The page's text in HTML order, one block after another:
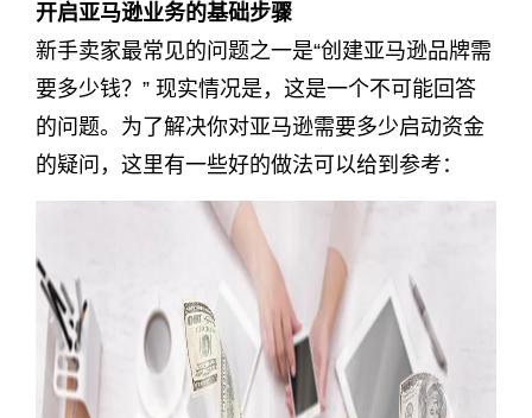
开启亚马逊业务的基础步骤
新手卖家最常见的问题之一是“创建亚马逊品牌需
要多少钱？” 现实情况是，这是一个不可能回答
的问题。为了解决你对亚马逊需要多少启动资金
的疑问，这里有一些好的做法可以给到参考：